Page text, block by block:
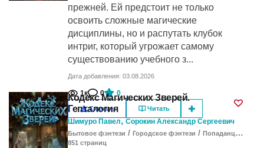
прежней. Ей предстоит не только
освоить сложные магические
дисциплины, но и распутать клубок
интриг, который угрожает самому
существованию учебного з...
Дата добавления: 03.08.2026
1к 0 0
Скачать Читать
Кодекс Магических Зверей.
Гепталогия
Шимуро Павел,Сорокин Александр Сергеевич
Бытовое фэнтези / Городское фэнтези / Попаданцы в другие миры
851 cтраниц